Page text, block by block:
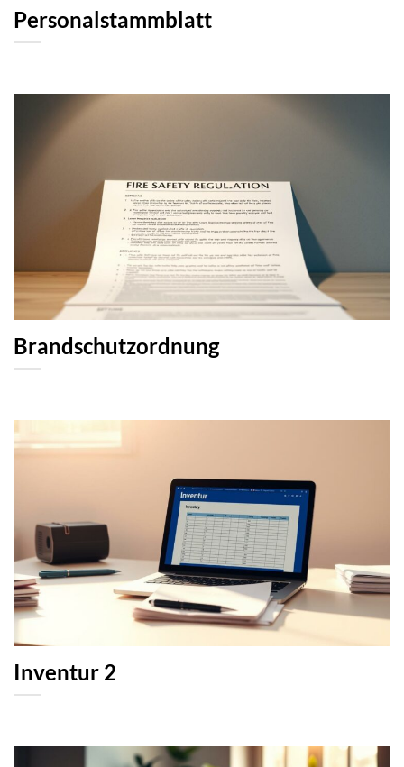
Personalstammblatt
Brandschutzordnung
Inventur 2